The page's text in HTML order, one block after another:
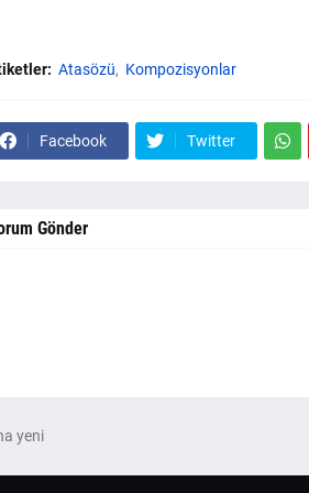
Atasözü Kompozisyonlar
Facebook Twitter
Gönder
yeni